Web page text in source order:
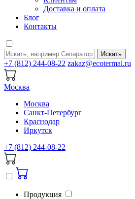
Доставка и оплата
Блог
Контакты
Искать
+7 (812) 244-08-22 zakaz@ecotermal.ru
Москва
Москва
Санкт-Петербург
Краснодар
Иркутск
+7 (812) 244-08-22
Продукция